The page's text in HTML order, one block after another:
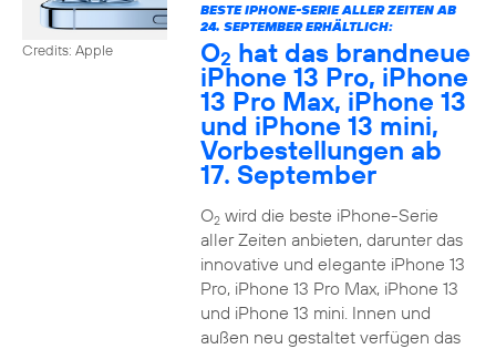
Credits: Apple
BESTE IPHONE-SERIE ALLER ZEITEN AB
24. SEPTEMBER ERHÄLTLICH:
O2 hat das brandneue
iPhone 13 Pro, iPhone
13 Pro Max, iPhone 13
und iPhone 13 mini,
Vorbestellungen ab
17. September
O2wird die beste iPhone-Serie
aller Zeiten anbieten, darunter das
innovative und elegante iPhone 13
Pro, iPhone 13 Pro Max, iPhone 13
und iPhone 13 mini. Innen und
außen neu gestaltet verfügen das